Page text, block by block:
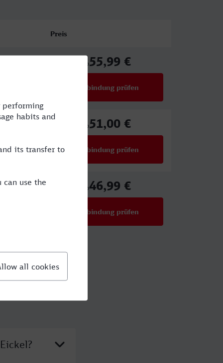
Preis
ab55,99 €
Verbindung prüfen
ab51,00 €
Verbindung prüfen
ab46,99 €
Verbindung prüfen